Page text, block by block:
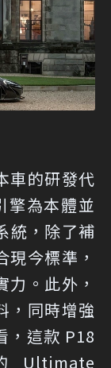
車的研發代
擎為本體並
統，除了補
今標準，
。此外，
，同時增強
，這款 P18
Ultimate